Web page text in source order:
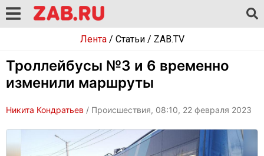
Лента/ Статьи/ ZAB.TV
Троллейбусы №3 и 6 временно
изменили маршруты
Никита Кондратьев / Происшествия, 08:10, 22 февраля 2023